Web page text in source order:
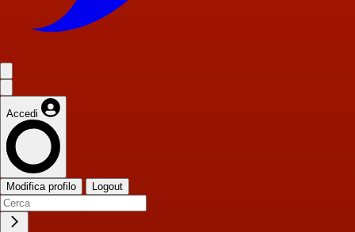
Accedi
Modifica profilo Logout